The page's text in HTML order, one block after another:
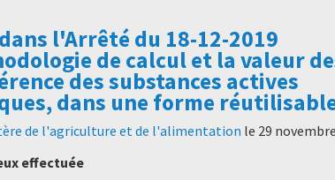
l'Arrêté du 18-12-2019
de calcul et la valeur
des substances actives
dans une forme
de l'agriculture et de l'alimentation le 29
effectuée